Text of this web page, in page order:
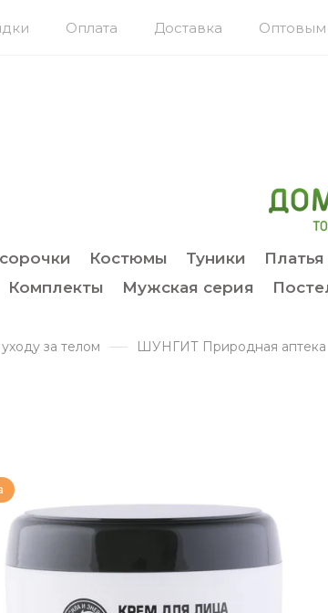
Оплата Доставка Оптовым
Костюмы Туники
Комплекты
Мужская серия
за телом ШУНГИТ Природная аптека